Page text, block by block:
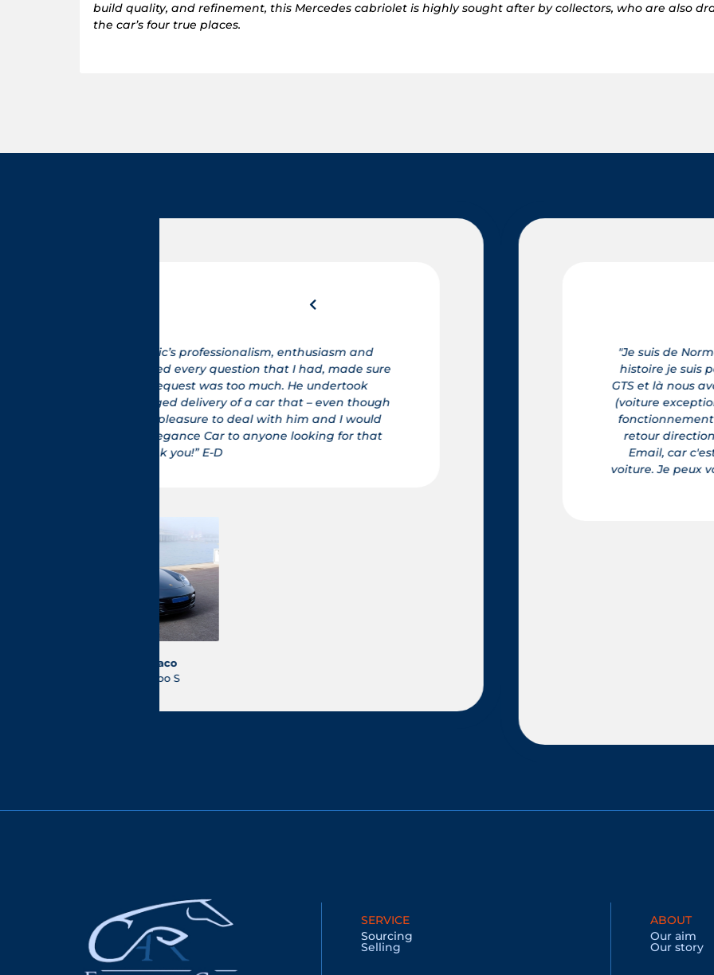
build quality, and refinement, this Mercedes cabriolet is highly sought after by collectors, who are also
the car’s four true places.
Alain L - Normandie
"Je suis de Normandie et j'ai rencontré Mr. Lefevre de la STE Elégance
histoire je suis parti de la Région Nord Ouest de Rouen pour acheter une
GTS et là nous avons fait connaissance, ensuite comme tout acheteur j'ai
(voiture exceptionnelle) Frédéric comme un grand professionnel qu'il est,
fonctionnement de chaque option, et quelques heures après nous avons
retour direction la Normandie , depuis nous sommes restés en contact
Email, car c'est une personne charmante et accueillante, et il a toujours
voiture. Je peux vous le recommander même à distance vous ne serez pas
SERVICE
Sourcing
Selling
ABOUT
Our aim
Our story